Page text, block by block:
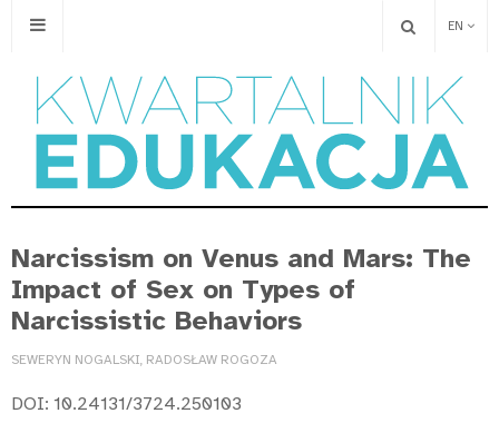
EN
Narcissism on Venus and Mars: The
Impact of Sex on Types of
Narcissistic Behaviors
SEWERYN NOGALSKI, RADOSŁAW ROGOZA
DOI: 10.24131/3724.250103